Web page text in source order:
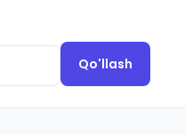
Qo'llash